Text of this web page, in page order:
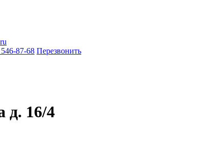
87-68 Перезвонить
д. 16/4